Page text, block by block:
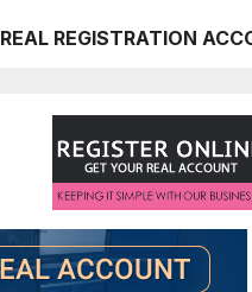
REAL REGISTRATION